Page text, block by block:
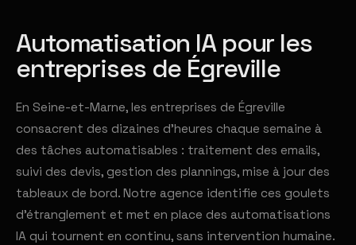
Automatisation IA pour les
entreprises de Égreville
En Seine-et-Marne, les entreprises de Égreville
consacrent des dizaines d'heures chaque semaine à
des tâches automatisables : traitement des emails,
suivi des devis, gestion des plannings, mise à jour des
tableaux de bord. Notre agence identifie ces goulets
d'étranglement et met en place des automatisations
IA qui tournent en continu, sans intervention humaine.